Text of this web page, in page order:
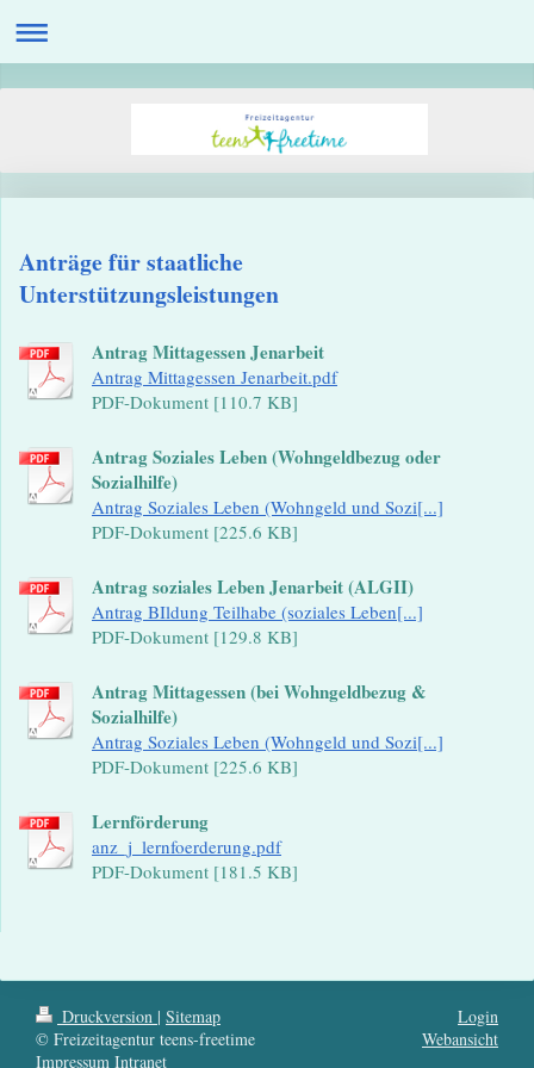
Anträge für staatliche
Unterstützungsleistungen
Antrag Mittagessen Jenarbeit
Antrag Mittagessen Jenarbeit.pdf
PDF-Dokument [110.7 KB]
Antrag Soziales Leben (Wohngeldbezug oder
Sozialhilfe)
Antrag Soziales Leben (Wohngeld und Sozi[...]
PDF-Dokument [225.6 KB]
Antrag soziales Leben Jenarbeit (ALGII)
Antrag BIldung Teilhabe (soziales Leben[...]
PDF-Dokument [129.8 KB]
Antrag Mittagessen (bei Wohngeldbezug &
Sozialhilfe)
Antrag Soziales Leben (Wohngeld und Sozi[...]
PDF-Dokument [225.6 KB]
Lernförderung
anz_j_lernfoerderung.pdf
PDF-Dokument [181.5 KB]
Druckversion | Sitemap
© Freizeitagentur teens-freetime
Impressum Intranet
Login
Webansicht